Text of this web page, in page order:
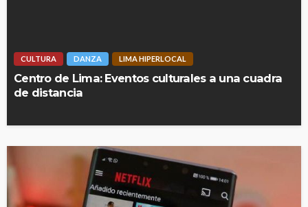
CULTURA DANZA LIMA HIPERLOCAL
Centro de Lima: Eventos culturales a una cuadra
de distancia